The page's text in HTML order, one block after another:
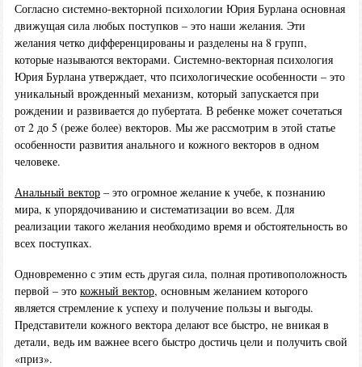
Согласно системно-векторной психологии Юрия Бурлана основная
движущая сила любых поступков – это наши желания. Эти
желания четко дифференцированы и разделены на 8 групп,
которые называются векторами. Системно-векторная психология
Юрия Бурлана утверждает, что психологические особенности – это
уникальный врожденный механизм, который запускается при
рождении и развивается до пубертата. В ребенке может сочетаться
от 2 до 5 (реже более) векторов. Мы же рассмотрим в этой статье
особенности развития анального и кожного векторов в одном
человеке.
Анальный вектор– это огромное желание к учебе, к познанию
мира, к упорядочиванию и систематизации во всем. Для
реализации такого желания необходимо время и обстоятельность во
всех поступках.
Одновременно с этим есть другая сила, полная противоположность
первой – это кожный вектор, основным желанием которого
является стремление к успеху и получение пользы и выгоды.
Представители кожного вектора делают все быстро, не вникая в
детали, ведь им важнее всего быстро достичь цели и получить свой
«приз».